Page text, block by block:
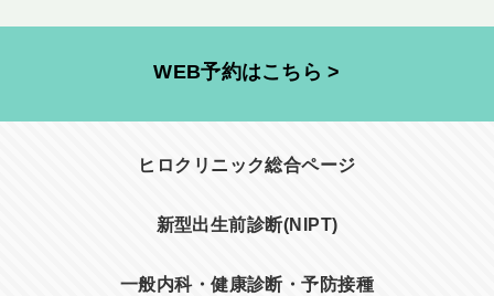
WEB予約はこちら >
ヒロクリニック総合ページ
新型出生前診断(NIPT)
一般内科・健康診断・予防接種